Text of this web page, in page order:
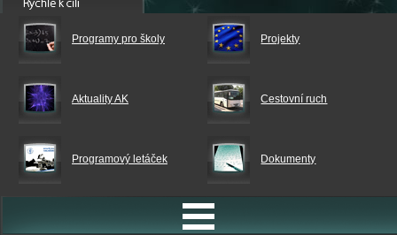
Programy pro školy Projekty
Aktuality AK Cestovní ruch
Programový letáček Dokumenty